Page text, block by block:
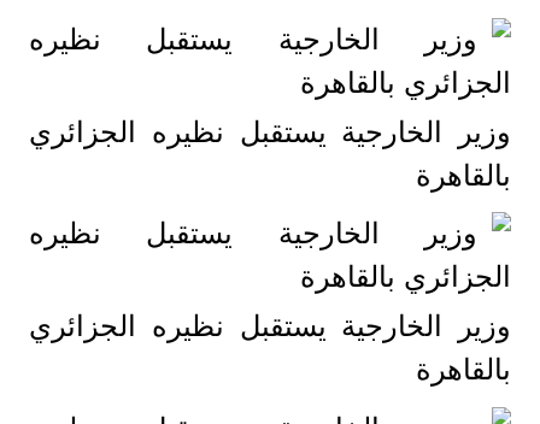
وزير الخارجية يستقبل نظيره الجزائري
بالقاهرة
وزير الخارجية يستقبل نظيره الجزائري
بالقاهرة